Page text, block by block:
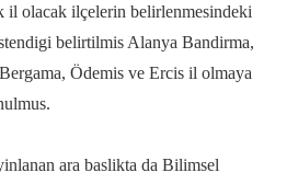
olacak ilçelerin belirlenmesindeki
belirtilmis Alanya Bandirma,
Ödemis ve Ercis il olmaya
ara baslikta da Bilimsel